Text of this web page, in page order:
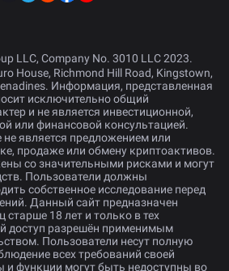
LLC, Company No. 3010 LLC 2023.
House, Richmond Hill Road, Kingstown,
Информация, представленная
исключительно общий
и не является инвестиционной,
или финансовой консультацией.
является предложением или
продаже или обмену криптоактивов.
со значительными рисками и могут
Пользователи должны
собственное исследование перед
Данный сайт предназначен
старше 18 лет и только в тех
доступ разрешён применимым
Пользователи несут полную
всех требований своей
функции могут быть недоступны во